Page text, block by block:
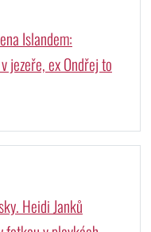
Islandem:
jezeře, ex Ondřej to
Heidi Janků